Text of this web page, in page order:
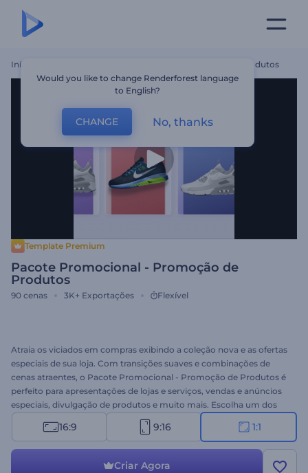
Início Pacote Promocional - Promoção De Produtos
Template Premium
Pacote Promocional - Promoção de
Produtos
90 cenas 3K+ Exportações Flexível
Atraia os viciados em compras exibindo a coleção nova e as ofertas
especiais de sua loja. Com transições suaves e combinações de
cenas atraentes, o Pacote Promocional - Promoção de Produtos é
perfeito para apresentações de lojas e serviços, vendas e anúncios
especiais, divulgação de produtos e muito mais. Escolha um dos
estilos, insira seus arquivos de mídia, digite seu texto, e sua
promoção estará pronta para fazer sucesso. Experimente este
16:9 9:16 1:1
Criar Agora
Would you like to change Renderforest language
to English?
CHANGE No, thanks